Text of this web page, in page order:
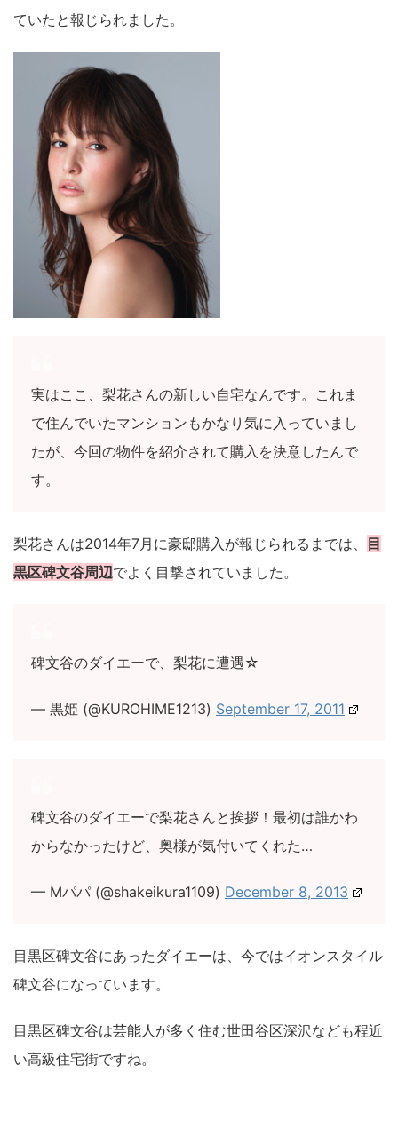
ていたと報じられました。
実はここ、梨花さんの新しい自宅なんです。これま
で住んでいたマンションもかなり気に入っていまし
たが、今回の物件を紹介されて購入を決意したんで
す。
梨花さんは2014年7月に豪邸購入が報じられるまでは、 目
黒区碑文谷周辺でよく目撃されていました。
碑文谷のダイエーで、梨花に遭遇☆
— 黒姫 (@KUROHIME1213) September 17, 2011
碑文谷のダイエーで梨花さんと挨拶！最初は誰かわ
からなかったけど、奥様が気付いてくれた…
— Mパパ (@shakeikura1109) December 8, 2013
目黒区碑文谷にあったダイエーは、今ではイオンスタイル
碑文谷になっています。
目黒区碑文谷は芸能人が多く住む世田谷区深沢なども程近
い高級住宅街ですね。